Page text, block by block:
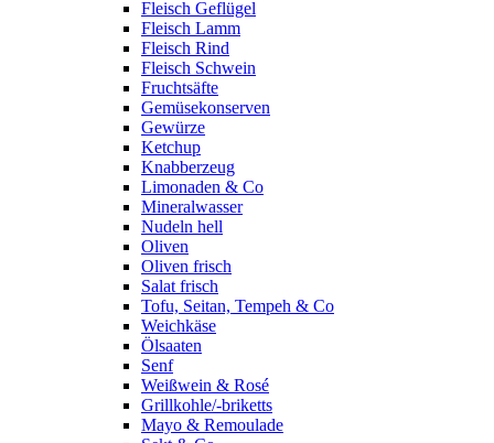
Fleisch Geflügel
Fleisch Lamm
Fleisch Rind
Fleisch Schwein
Fruchtsäfte
Gemüsekonserven
Gewürze
Ketchup
Knabberzeug
Limonaden & Co
Mineralwasser
Nudeln hell
Oliven
Oliven frisch
Salat frisch
Tofu, Seitan, Tempeh & Co
Weichkäse
Ölsaaten
Senf
Weißwein & Rosé
Grillkohle/-briketts
Mayo & Remoulade